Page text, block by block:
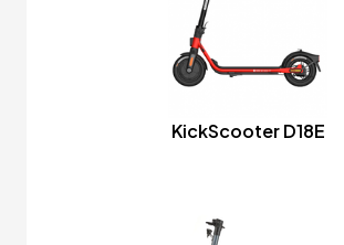
KickScooter D18E